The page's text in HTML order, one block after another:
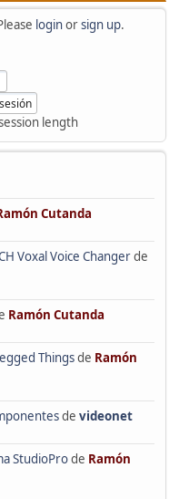
loginorsign up.
length
Cutanda
Voxal Voice Changerde
Ramón Cutanda
Thingsde Ramón
de videonet
StudioProde Ramón